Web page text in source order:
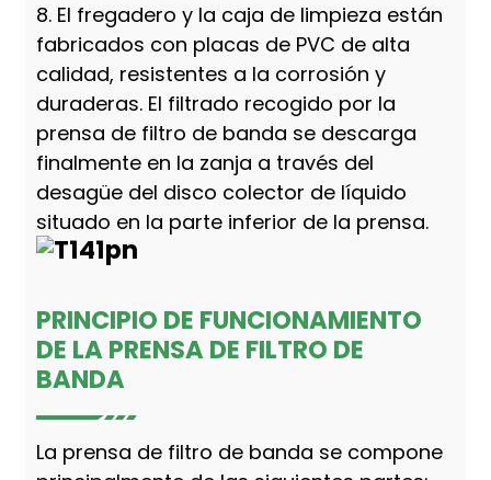
8. El fregadero y la caja de limpieza están
fabricados con placas de PVC de alta
calidad, resistentes a la corrosión y
duraderas. El filtrado recogido por la
prensa de filtro de banda se descarga
finalmente en la zanja a través del
desagüe del disco colector de líquido
situado en la parte inferior de la prensa.
PRINCIPIO DE FUNCIONAMIENTO
DE LA PRENSA DE FILTRO DE
BANDA
La prensa de filtro de banda se compone